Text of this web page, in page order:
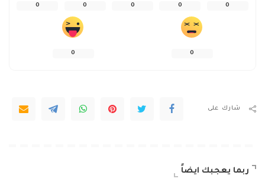
0
0
0
0
0
0
0
شارك على
ربما يعجبك ايضاً